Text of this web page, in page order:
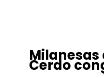
Milanesas
Cerdo